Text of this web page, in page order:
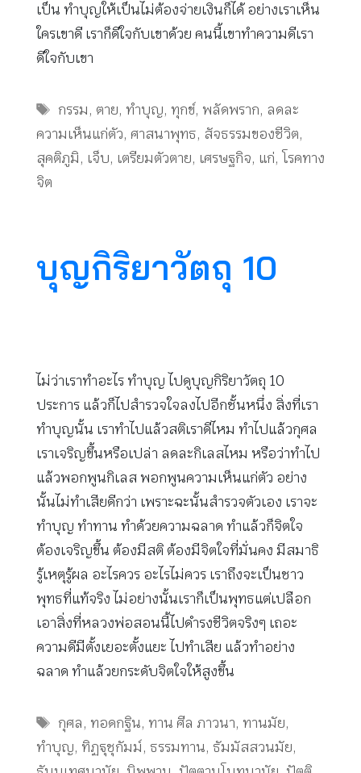
เป็น ทำบุญให้เป็นไม่ต้องจ่ายเงินก็ได้ อย่างเราเห็น
ใครเขาดี เราก็ดีใจกับเขาด้วย คนนี้เขาทำความดีเรา
ดีใจกับเขา
Tags
กรรม, ตาย, ทำบุญ, ทุกข์, พลัดพราก, ลดละ
ความเห็นแก่ตัว, ศาสนาพุทธ, สัจธรรมของชีวิต,
สุคติภูมิ, เจ็บ, เตรียมตัวตาย, เศรษฐกิจ, แก่, โรคทาง
จิต
บุญกิริยาวัตถุ 10
ไม่ว่าเราทำอะไร ทำบุญ ไปดูบุญกิริยาวัตถุ 10
ประการ แล้วก็ไปสำรวจใจลงไปอีกชั้นหนึ่ง สิ่งที่เรา
ทำบุญนั้น เราทำไปแล้วสติเราดีไหม ทำไปแล้วกุศล
เราเจริญขึ้นหรือเปล่า ลดละกิเลสไหม หรือว่าทำไป
แล้วพอกพูนกิเลส พอกพูนความเห็นแก่ตัว อย่าง
นั้นไม่ทำเสียดีกว่า เพราะฉะนั้นสำรวจตัวเอง เราจะ
ทำบุญ ทำทาน ทำด้วยความฉลาด ทำแล้วก็จิตใจ
ต้องเจริญขึ้น ต้องมีสติ ต้องมีจิตใจที่มั่นคง มีสมาธิ
รู้เหตุรู้ผล อะไรควร อะไรไม่ควร เราถึงจะเป็นชาว
พุทธที่แท้จริง ไม่อย่างนั้นเราก็เป็นพุทธแต่เปลือก
เอาสิ่งที่หลวงพ่อสอนนี้ไปดำรงชีวิตจริงๆ เถอะ
ความดีมีตั้งเยอะตั้งแยะ ไปทำเสีย แล้วทำอย่าง
ฉลาด ทำแล้วยกระดับจิตใจให้สูงขึ้น
Tags
กุศล, ทอดกฐิน, ทาน ศีล ภาวนา, ทานมัย,
ทำบุญ, ทิฏฐุชุกัมม์, ธรรมทาน, ธัมมัสสวนมัย,